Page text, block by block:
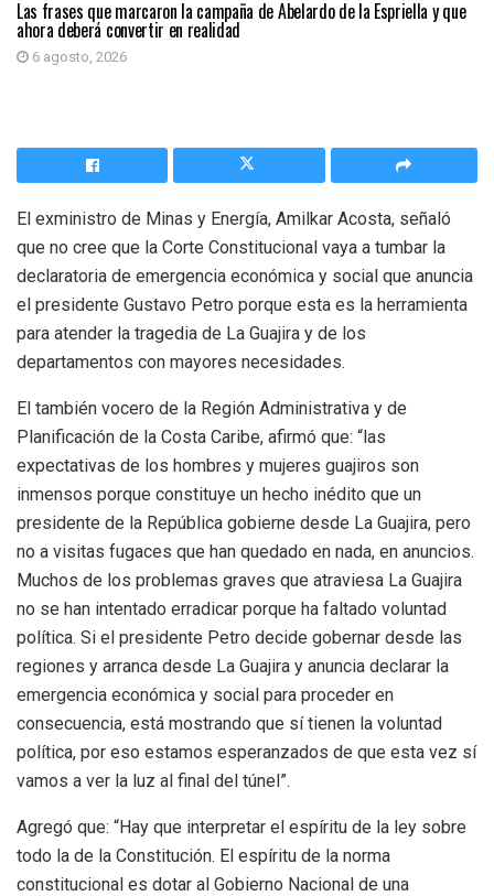
Las frases que marcaron la campaña de Abelardo de la Espriella y que
ahora deberá convertir en realidad
6 agosto, 2026
El exministro de Minas y Energía, Amilkar Acosta, señaló
que no cree que la Corte Constitucional vaya a tumbar la
declaratoria de emergencia económica y social que anuncia
el presidente Gustavo Petro porque esta es la herramienta
para atender la tragedia de La Guajira y de los
departamentos con mayores necesidades.
El también vocero de la Región Administrativa y de
Planificación de la Costa Caribe, afirmó que: “las
expectativas de los hombres y mujeres guajiros son
inmensos porque constituye un hecho inédito que un
presidente de la República gobierne desde La Guajira, pero
no a visitas fugaces que han quedado en nada, en anuncios.
Muchos de los problemas graves que atraviesa La Guajira
no se han intentado erradicar porque ha faltado voluntad
política. Si el presidente Petro decide gobernar desde las
regiones y arranca desde La Guajira y anuncia declarar la
emergencia económica y social para proceder en
consecuencia, está mostrando que sí tienen la voluntad
política, por eso estamos esperanzados de que esta vez sí
vamos a ver la luz al final del túnel”.
Agregó que: “Hay que interpretar el espíritu de la ley sobre
todo la de la Constitución. El espíritu de la norma
constitucional es dotar al Gobierno Nacional de una